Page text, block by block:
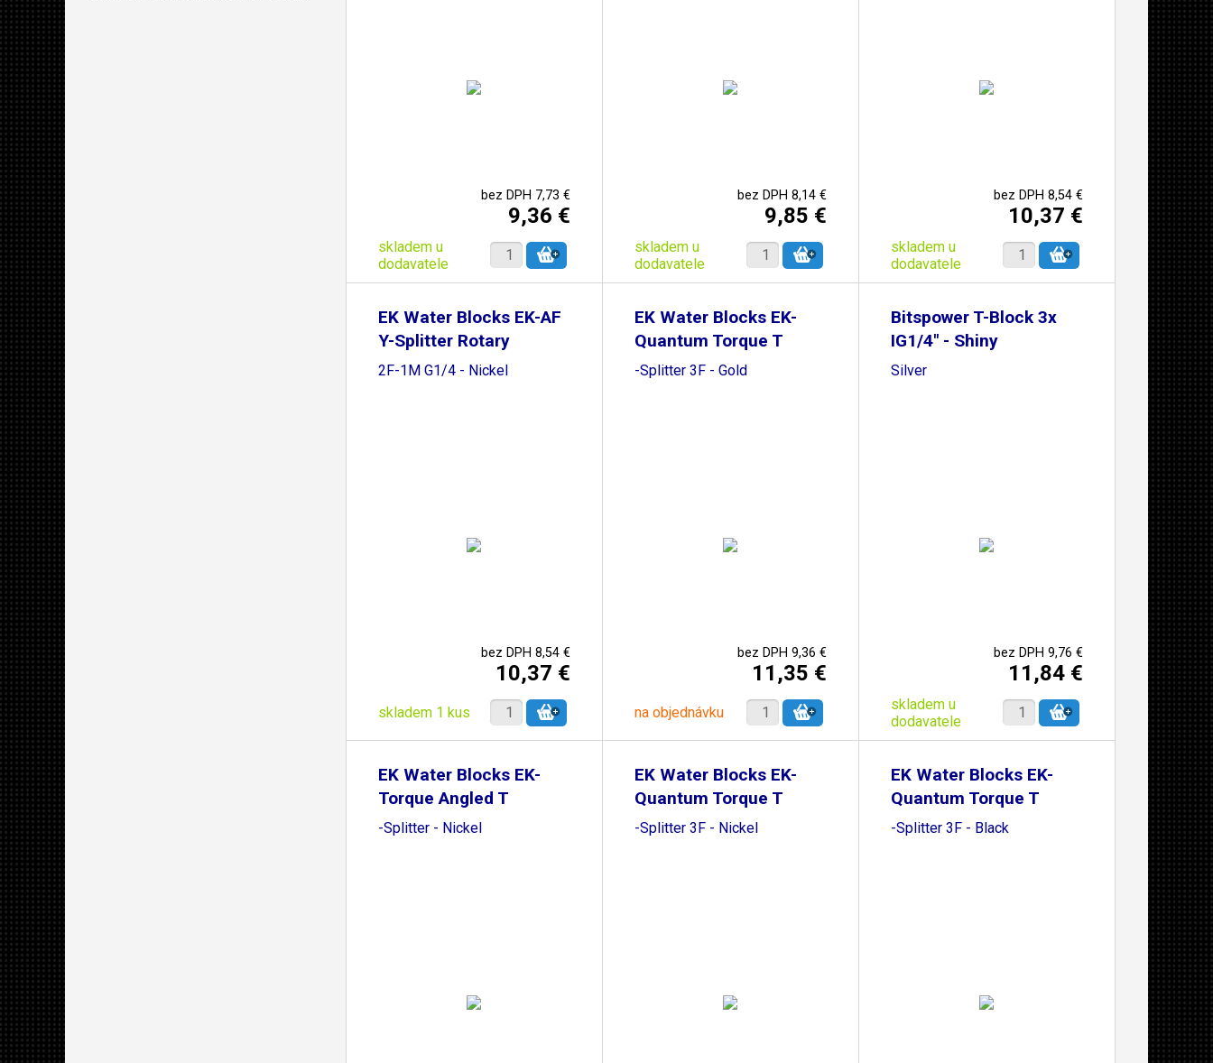
bez DPH 7,73 €
9,36 €
skladem u
dodavatele
bez DPH 8,14 €
9,85 €
skladem u
dodavatele
bez DPH 8,54 €
10,37 €
skladem u
dodavatele
EK Water Blocks EK-AF
Y-Splitter Rotary
2F-1M G1/4 - Nickel
bez DPH 8,54 €
10,37 €
skladem 1 kus
EK Water Blocks EK-
Quantum Torque T
-Splitter 3F - Gold
bez DPH 9,36 €
11,35 €
na objednávku
Bitspower T-Block 3x
IG1/4" - Shiny
Silver
bez DPH 9,76 €
11,84 €
skladem u
dodavatele
EK Water Blocks EK-
Torque Angled T
-Splitter - Nickel
EK Water Blocks EK-
Quantum Torque T
-Splitter 3F - Nickel
EK Water Blocks EK-
Quantum Torque T
-Splitter 3F - Black